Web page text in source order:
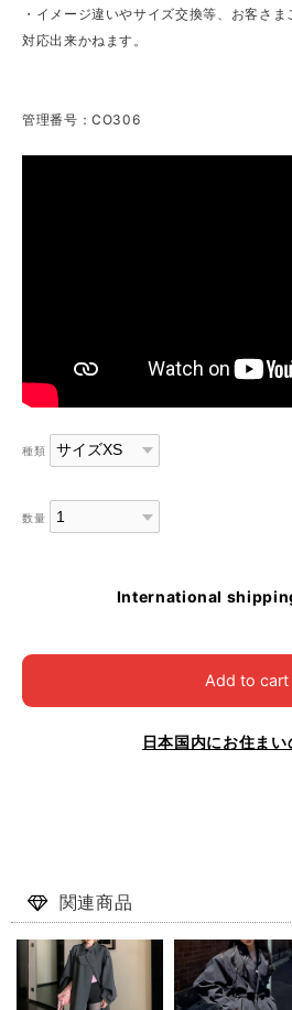
・イメージ違いやサイズ交換等、お客さ
対応出来かねます。
管理番号：CO306
種類
数量
International
Add to cart
日本国内にお住ま
関連商品